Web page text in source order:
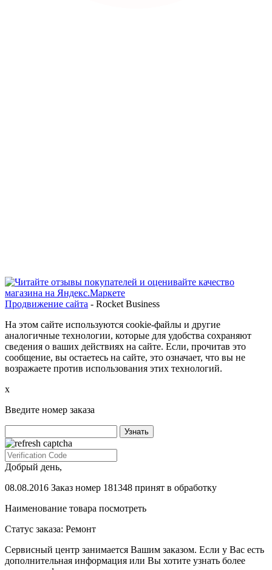
Продвижение сайта - Rocket Business
На этом сайте используются cookie-файлы и другие
аналогичные технологии, которые для удобства сохраняют
сведения о ваших действиях на сайте. Если, прочитав это
сообщение, вы остаетесь на сайте, это означает, что вы не
возражаете против использования этих технологий.
х
Введите номер заказа
Добрый день,
08.08.2016 Заказ номер 181348 принят в обработку
Наименование товара посмотреть
Статус заказа: Ремонт
Сервисный центр занимается Вашим заказом. Если у Вас есть
дополнительная информация или Вы хотите узнать более